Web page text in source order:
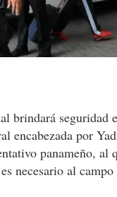
brindará seguridad
encabezada por
panameño, al
necesario al campo